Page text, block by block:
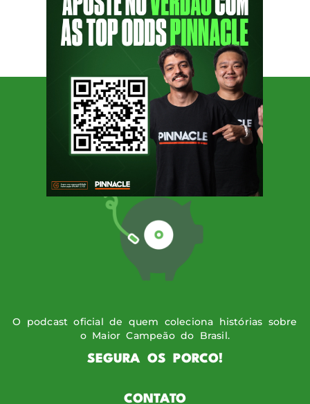
Ahly. Ambos os confrontos acontecem no
imponente MetLife Stadium, em New Jersey,
colado em Nova York. Enquanto a bola não
rola, muita coisa pode acontecer — e o […]
SIGA O PODPORCO
O podcast oficial de quem coleciona histórias sobre
o Maior Campeão do Brasil.
SEGURA OS PORCO!
CONTATO